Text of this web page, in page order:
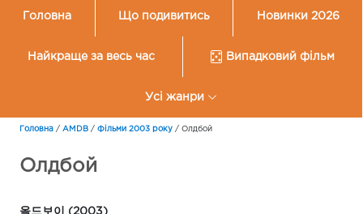
Головна Що подивитись Новинки 2026
Найкраще за весь час Випадковий фільм
Усі жанри
Головна / AMDB / Фільми 2003 року / Олдбой
Олдбой
올드보이 (2003)